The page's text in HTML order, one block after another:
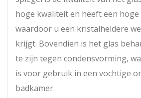
hoge kwaliteit en heeft een
waardoor u een kristalheldere
krijgt. Bovendien is het glas
te zijn tegen condensvorming,
is voor gebruik in een vochtige
badkamer.